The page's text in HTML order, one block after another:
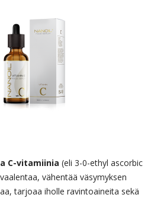
C-vitamiinia (eli 3-0-ethyl ascorbic
vähentää väsymyksen
tarjoaa iholle ravintoaineita sekä